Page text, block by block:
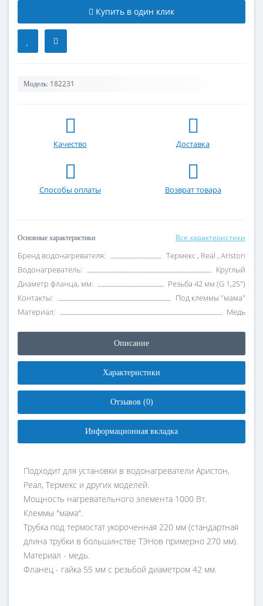
Купить в один клик
Модель: 182231
Качество Доставка
Способы оплаты Возврат товара
Основные характеристики Все характеристики
Бренд водонагревателя:
Термекс , Real , Ariston
Водонагреватель:
Круглый
Диаметр фланца, мм:
Резьба 42 мм (G 1,25")
Контакты:
Под клеммы "мама"
Материал:
Медь
Описание
Характеристики
Отзывов (0)
Информационная вкладка
Подходит для установки в водонагреватели Аристон,
Реал, Термекс и других моделей.
Мощность нагревательного элемента 1000 Вт.
Клеммы "мама".
Трубка под термостат укороченная 220 мм (стандартная
длина трубки в большинстве ТЭНов примерно 270 мм).
Материал - медь.
Фланец - гайка 55 мм с резьбой диаметром 42 мм.